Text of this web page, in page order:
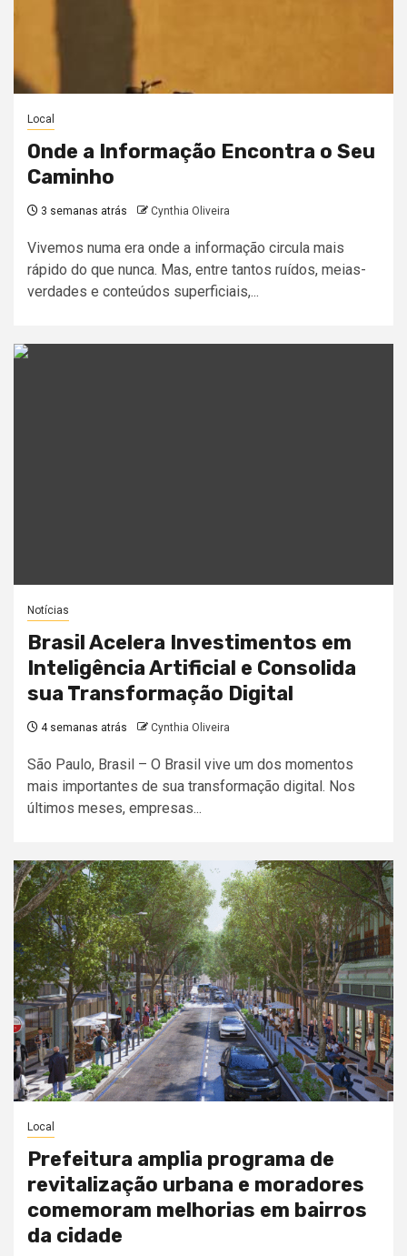
Local
Onde a Informação Encontra o Seu
Caminho
3 semanas atrás Cynthia Oliveira
Vivemos numa era onde a informação circula mais
rápido do que nunca. Mas, entre tantos ruídos, meias-
verdades e conteúdos superficiais,...
Notícias
Brasil Acelera Investimentos em
Inteligência Artificial e Consolida
sua Transformação Digital
4 semanas atrás Cynthia Oliveira
São Paulo, Brasil – O Brasil vive um dos momentos
mais importantes de sua transformação digital. Nos
últimos meses, empresas...
Local
Prefeitura amplia programa de
revitalização urbana e moradores
comemoram melhorias em bairros
da cidade